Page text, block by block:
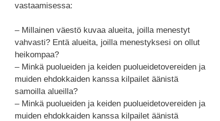
vastaamisessa:
– Millainen väestö kuvaa alueita, joilla menestyt
vahvasti? Entä alueita, joilla menestyksesi on ollut
heikompaa?
– Minkä puolueiden ja keiden puolueidetovereiden ja
muiden ehdokkaiden kanssa kilpailet äänistä
samoilla alueilla?
– Minkä puolueiden ja keiden puolueidetovereiden ja
muiden ehdokkaiden kanssa kilpailet äänistä